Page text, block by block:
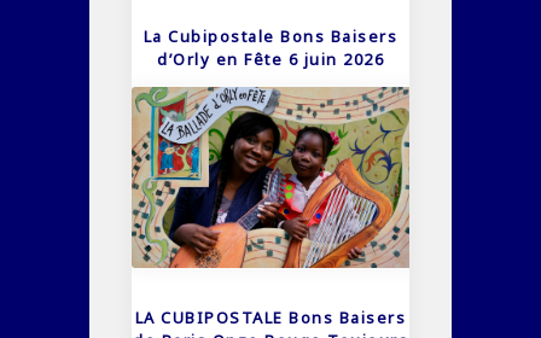
La Cubipostale Bons Baisers
d’Orly en Fête 6 juin 2026
LA CUBIPOSTALE Bons Baisers